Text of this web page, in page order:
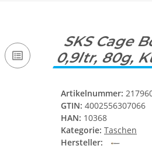
SKS Cage
0,9ltr, 80g,
Artikelnummer:
GTIN: 4002556307066
HAN: 10368
Kategorie: Taschen
Hersteller: